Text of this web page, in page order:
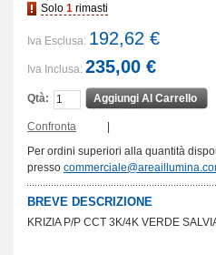
Solo 1 rimasti
Iva Esclusa: 192,62 €
Iva Inclusa: 235,00 €
Qtà: Aggiungi Al Carrello
|
Confronta
Per ordini superiori alla quantità
presso
BREVE DESCRIZIONE
KRIZIA P/P CCT 3K/4K VERDE